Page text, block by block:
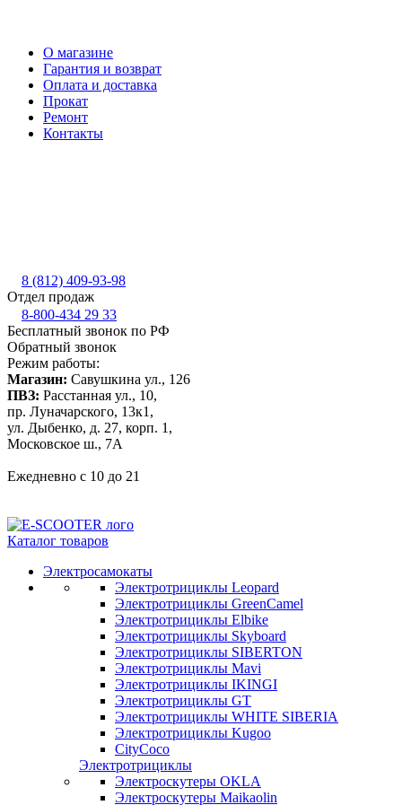
О магазине
Гарантия и возврат
Оплата и доставка
Прокат
Ремонт
Контакты
8 (812) 409-93-98
Отдел продаж
8-800-434 29 33
Бесплатный звонок по РФ
Обратный звонок
Режим работы:
Магазин: Савушкина ул., 126
ПВЗ: Расстанная ул., 10,
пр. Луначарского, 13к1,
ул. Дыбенко, д. 27, корп. 1,
Московское ш., 7А
Ежедневно с 10 до 21
Каталог товаров
Электросамокаты
Электротрициклы Leopard
Электротрициклы GreenCamel
Электротрициклы Elbike
Электротрициклы Skyboard
Электротрициклы SIBERTON
Электротрициклы Mavi
Электротрициклы IKINGI
Электротрициклы GT
Электротрициклы WHITE SIBERIA
Электротрициклы Kugoo
CityCoco
Электротрициклы
Электроскутеры OKLA
Электроскутеры Maikaolin